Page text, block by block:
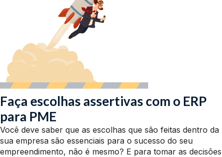
Faça escolhas assertivas com o ERP
para PME
Você deve saber que as escolhas que são feitas dentro da
sua empresa são essenciais para o sucesso do seu
empreendimento, não é mesmo? E para tomar as decisões